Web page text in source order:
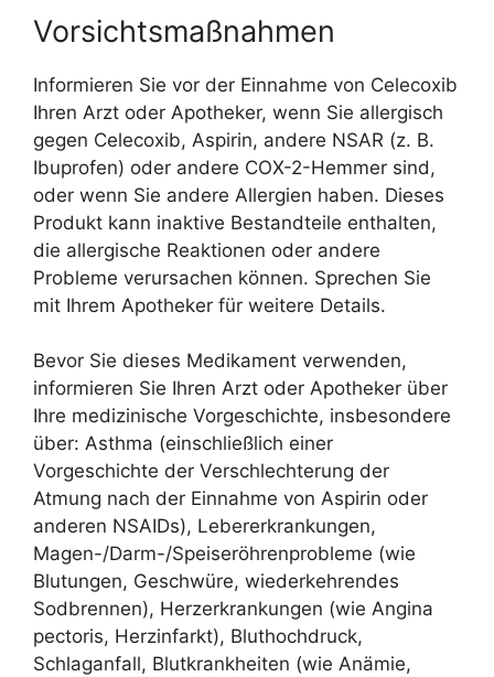
Vorsichtsmaßnahmen
Informieren Sie vor der Einnahme von Celecoxib
Ihren Arzt oder Apotheker, wenn Sie allergisch
gegen Celecoxib, Aspirin, andere NSAR (z. B.
Ibuprofen) oder andere COX-2-Hemmer sind,
oder wenn Sie andere Allergien haben. Dieses
Produkt kann inaktive Bestandteile enthalten,
die allergische Reaktionen oder andere
Probleme verursachen können. Sprechen Sie
mit Ihrem Apotheker für weitere Details.
Bevor Sie dieses Medikament verwenden,
informieren Sie Ihren Arzt oder Apotheker über
Ihre medizinische Vorgeschichte, insbesondere
über: Asthma (einschließlich einer
Vorgeschichte der Verschlechterung der
Atmung nach der Einnahme von Aspirin oder
anderen NSAIDs), Lebererkrankungen,
Magen-/Darm-/Speiseröhrenprobleme (wie
Blutungen, Geschwüre, wiederkehrendes
Sodbrennen), Herzerkrankungen (wie Angina
pectoris, Herzinfarkt), Bluthochdruck,
Schlaganfall, Blutkrankheiten (wie Anämie,